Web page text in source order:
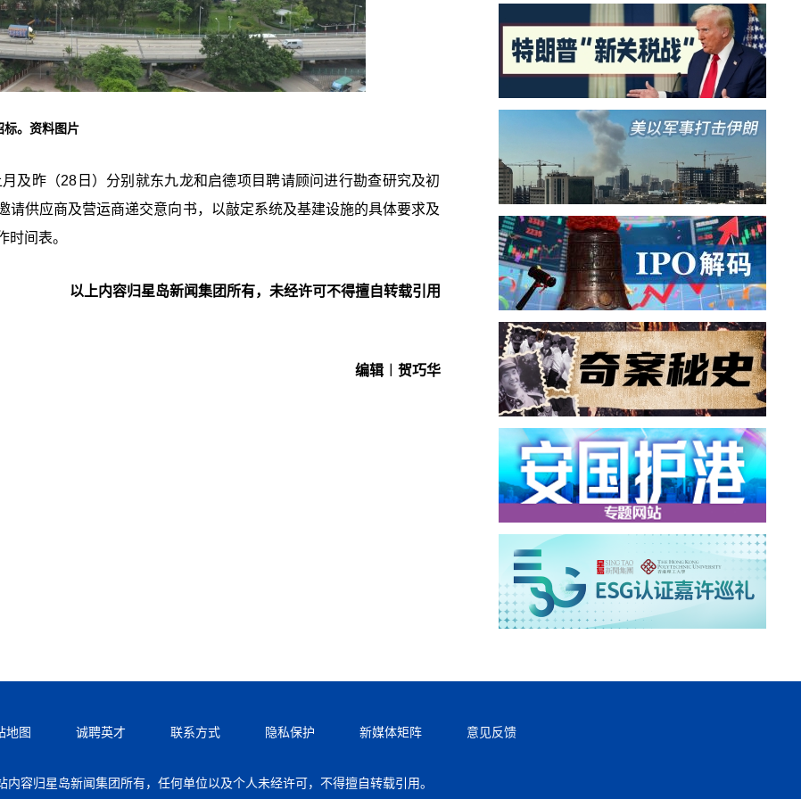
。资料图片
及昨（28日）分别就东九龙和启德项目聘请顾问进行勘查研究及初
请供应商及营运商递交意向书，以敲定系统及基建设施的具体要求及
间表。
以上内容归星岛新闻集团所有，未经许可不得擅自转载引用
编辑︱贺巧华
地图 诚聘英才 联系方式 隐私保护 新媒体矩阵 意见反馈
内容归星岛新闻集团所有，任何单位以及个人未经许可，不得擅自转载引用。